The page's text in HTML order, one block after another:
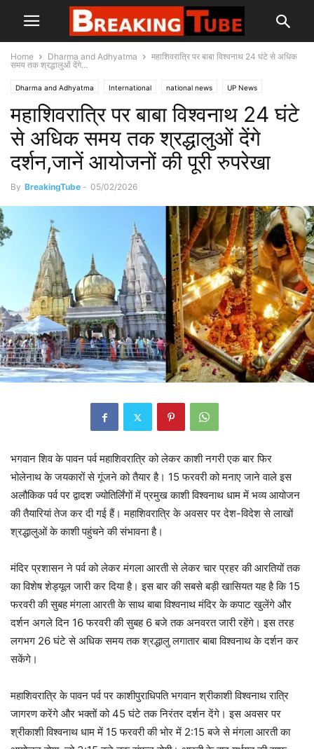
Home Dharma and Adhyatma
महाशिवरात्रि पर बाबा विश्वनाथ 24 घंटे से अधिक
समय तक श्रद्धालुओं देंगे...
Dharma and Adhyatma International national news UP News
महाशिवरात्रि पर बाबा विश्वनाथ 24 घंटे
से अधिक समय तक श्रद्धालुओं देंगे
दर्शन,जानें आयोजनों की पूरी रुपरेखा
By BreakingTube - 05/02/2026
भगवान शिव के पावन पर्व महाशिवरात्रि को लेकर काशी नगरी एक बार फिर
भोलेनाथ के जयकारों से गूंजने को तैयार है। 15 फरवरी को मनाए जाने वाले इस
अलौकिक पर्व पर द्वादश ज्योतिर्लिंगों में प्रमुख काशी विश्वनाथ धाम में भव्य आयोजन
की तैयारियां तेज कर दी गई हैं। महाशिवरात्रि के अवसर पर देश-विदेश से लाखों
श्रद्धालुओं के काशी पहुंचने की संभावना है।
मंदिर प्रशासन ने पर्व को लेकर मंगला आरती से लेकर चार प्रहर की आरतियों तक
का विशेष शेड्यूल जारी कर दिया है। इस बार की सबसे बड़ी खासियत यह है कि 15
फरवरी की सुबह मंगला आरती के साथ बाबा विश्वनाथ मंदिर के कपाट खुलेंगे और
दर्शन अगले दिन 16 फरवरी की सुबह 6 बजे तक अनवरत जारी रहेंगे। इस तरह
लगभग 26 घंटे से अधिक समय तक श्रद्धालु लगातार बाबा विश्वनाथ के दर्शन कर
सकेंगे।
महाशिवरात्रि के पावन पर्व पर काशीपुराधिपति भगवान श्रीकाशी विश्वनाथ रात्रि
जागरण करेंगे और भक्तों को 45 घंटे तक निरंतर दर्शन देंगे। इस अवसर पर
श्रीकाशी विश्वनाथ धाम में 15 फरवरी की भोर में 2:15 बजे से मंगला आरती का